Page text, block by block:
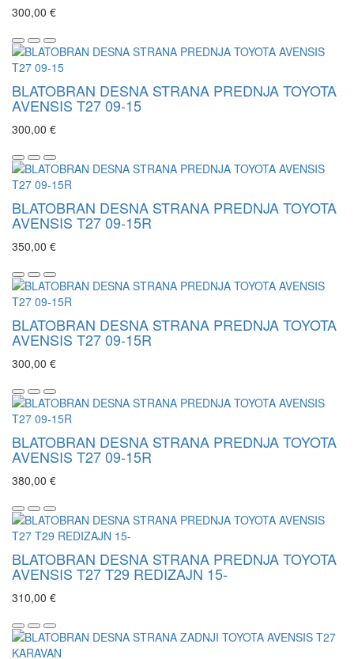
300,00 €
BLATOBRAN DESNA STRANA PREDNJA TOYOTA
AVENSIS T27 09-15
300,00 €
BLATOBRAN DESNA STRANA PREDNJA TOYOTA
AVENSIS T27 09-15R
350,00 €
BLATOBRAN DESNA STRANA PREDNJA TOYOTA
AVENSIS T27 09-15R
300,00 €
BLATOBRAN DESNA STRANA PREDNJA TOYOTA
AVENSIS T27 09-15R
380,00 €
BLATOBRAN DESNA STRANA PREDNJA TOYOTA
AVENSIS T27 T29 REDIZAJN 15-
310,00 €